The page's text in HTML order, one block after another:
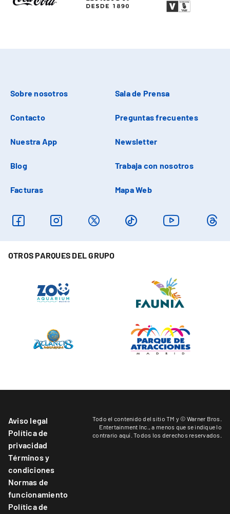
Sobre nosotros Sala de Prensa
Contacto Preguntas frecuentes
Nuestra App Newsletter
Blog Trabaja con nosotros
Facturas Mapa Web
OTROS PARQUES DEL GRUPO
Aviso legal
Política de
privacidad
Términos y
condiciones
Normas de
funcionamiento
Política de
Todo el contenido del sitio TM y © Warner Bros.
Entertainment Inc.,a menos que se indique lo
contrario aquí . Todos los derechos reservados.